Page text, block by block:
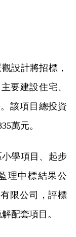
設計將招標，
要建設住宅、
該項目總投資
萬元。
學項目、起步
理中標結果公
限公司，評標
配套項目。